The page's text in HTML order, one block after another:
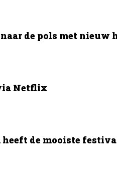
de pols met nieuw
Netflix
de mooiste